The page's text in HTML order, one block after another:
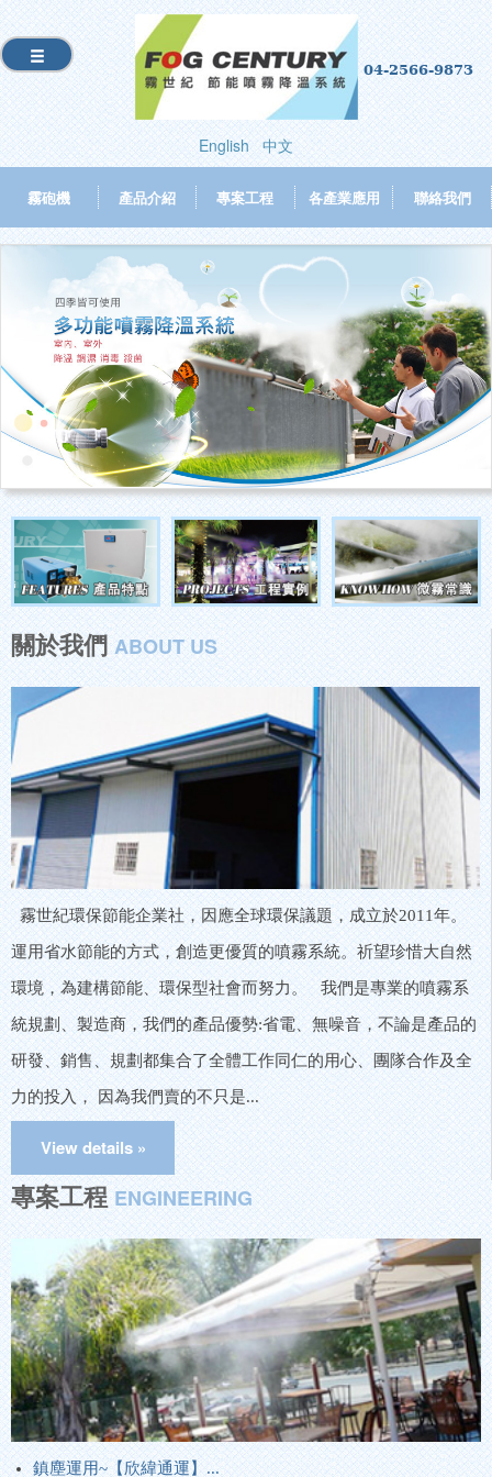
04-2566-9873
English 中文
霧砲機 產品介紹 專案工程 各產業應用 聯絡我們
關於我們ABOUT US
霧世紀環保節能企業社，因應全球環保議題，成立於2011年。
運用省水節能的方式，創造更優質的噴霧系統。祈望珍惜大自然
環境，為建構節能、環保型社會而努力。 我們是專業的噴霧系
統規劃、製造商，我們的產品優勢:省電、無噪音，不論是產品的
研發、銷售、規劃都集合了全體工作同仁的用心、團隊合作及全
力的投入， 因為我們賣的不只是...
專案工程ENGINEERING
鎮塵運用~【欣緯通運】...